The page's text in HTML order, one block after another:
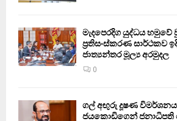
මැදපෙරදිග යුද්ධය හමුවේ
ප්‍රතිසංස්කරණ සාර්ථකව
ජාත්‍යන්තර මූල්‍ය අරමුදල
0
ගල් අඟුරු දූෂණ
ජයකොඩිගෙන් ජනාධිපති